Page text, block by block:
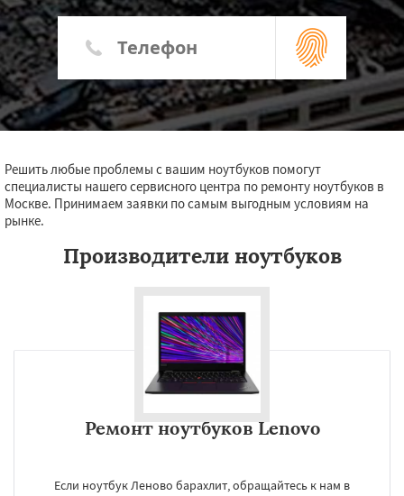
Решить любые проблемы с вашим ноутбуков помогут
специалисты нашего сервисного центра по ремонту ноутбуков в
Москве. Принимаем заявки по самым выгодным условиям на
рынке.
Производители ноутбуков
Ремонт ноутбуков Lenovo
Если ноутбук Леново барахлит, обращайтесь к нам в